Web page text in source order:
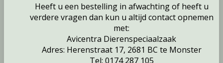
Heeft u een bestelling in afwachting of heeft u
verdere vragen dan kun u altijd contact opnemen
met:
Avicentra Dierenspeciaalzaak
Adres: Herenstraat 17, 2681 BC te Monster
Tel: 0174 287 105